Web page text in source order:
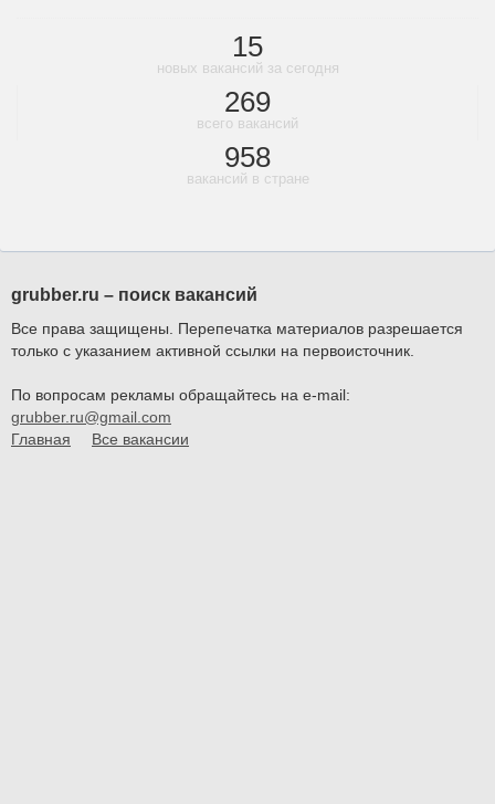
15
новых вакансий за сегодня
269
всего вакансий
958
вакансий в стране
grubber.ru – поиск вакансий
Все права защищены. Перепечатка материалов разрешается
только с указанием активной ссылки на первоисточник.
По вопросам рекламы обращайтесь на e-mail:
grubber.ru@gmail.com
Главная
Все вакансии